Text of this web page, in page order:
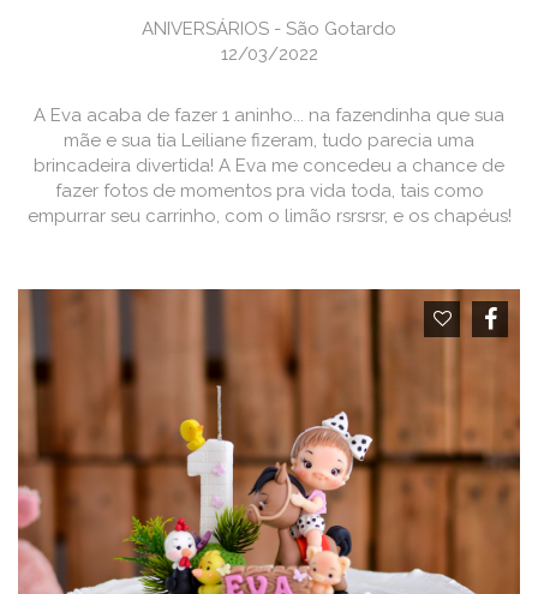
ANIVERSÁRIOS - São Gotardo
12/03/2022
A Eva acaba de fazer 1 aninho... na fazendinha que sua
mãe e sua tia Leiliane fizeram, tudo parecia uma
brincadeira divertida! A Eva me concedeu a chance de
fazer fotos de momentos pra vida toda, tais como
empurrar seu carrinho, com o limão rsrsrsr, e os chapéus!